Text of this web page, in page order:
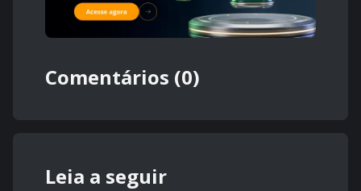
Comentários (0)
Leia a seguir